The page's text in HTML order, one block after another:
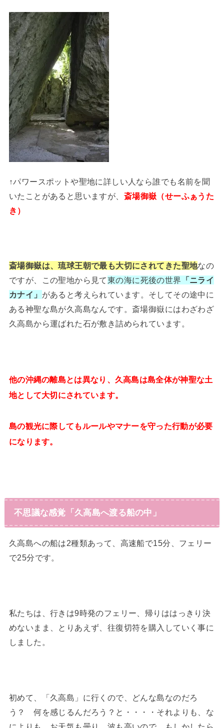
↑パワースポットや聖地に詳しい人なら誰でも名前を聞
いたことがあると思いますが、斎場御嶽（せーふぁうた
き）
斎場御嶽は、琉球王朝で最も大切にされてきた聖地なの
ですが、この聖地から見て東の海に死後の世界 「ニライ
カナイ」 があると考えられています。そしてその途中に
ある神聖な島が久高島なんです。斎場御嶽にはわざわざ
久高島から運ばれた石が敷き詰められています。
他の沖縄の離島とは異なり、久高島は島全体が神聖な土
地として大切にされています。
島の観光に際してもルールやマナーを守った行動が必要
になります。
不思議な感覚「久高島へ渡る船の中」
久高島への船は2種類あって、高速船で15分、フェリー
で25分です。
私たちは、行きは9時発のフェリー、帰りははっきり決
めないまま、とりあえず、往復切符を購入していく事に
しました。
初めて、「久高島」に行くので、どんな島なのだろ
う？ 何を感じるんだろう？と・・・・それよりも、な